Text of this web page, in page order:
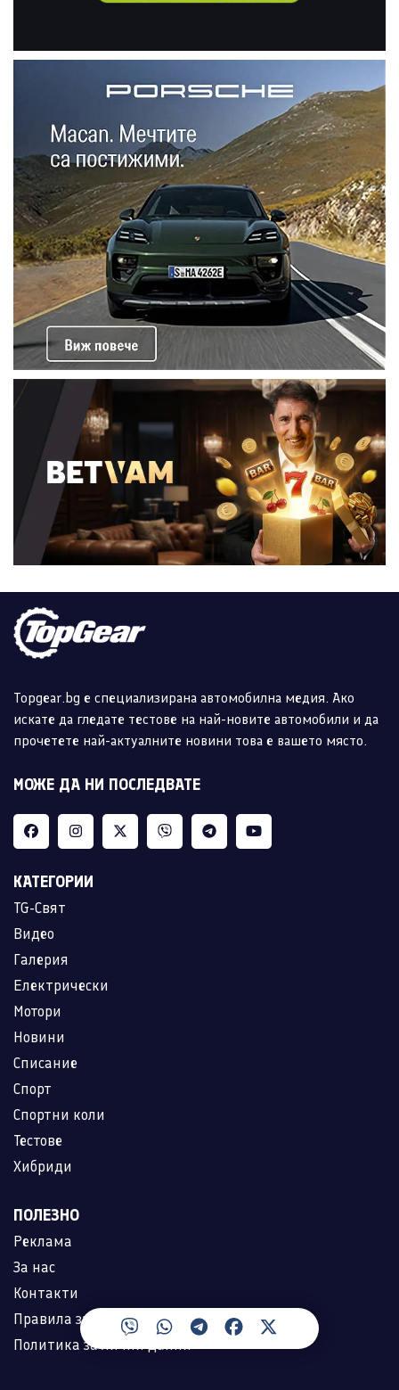
Topgear.bg е специализирана автомобилна медия. Ако
искате да гледате тестове на най-новите автомобили и да
прочетете най-актуалните новини това е вашето място.
МОЖЕ ДА НИ ПОСЛЕДВАТЕ
КАТЕГОРИИ
TG-Свят
Видео
Галерия
Електрически
Мотори
Новини
Списание
Спорт
Спортни коли
Тестове
Хибриди
ПОЛЕЗНО
Реклама
За нас
Контакти
Правила за ползване
Политика за лични данни